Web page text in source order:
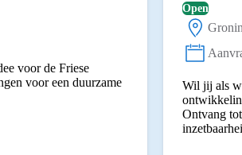
voor de Friese
voor een duurzame
Open
Status:
Wil jij als
Ontvang